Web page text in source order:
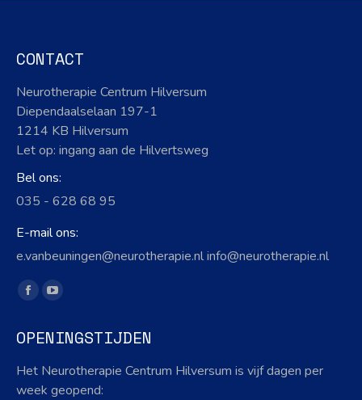
CONTACT
Neurotherapie Centrum Hilversum
Diependaalselaan 197-1
1214 KB Hilversum
Let op: ingang aan de Hilvertsweg
Bel ons:
035 - 628 68 95
E-mail ons:
e.vanbeuningen@neurotherapie.nl info@neurotherapie.nl
Vind ons op:
Facebook
opens
in
new
YouTube
opens
new
OPENINGSTIJDEN
Het Neurotherapie Centrum Hilversum is vijf dagen per
week geopend: